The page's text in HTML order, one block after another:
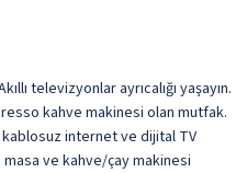
televizyonlar ayrıcalığı yaşayın.
kahve makinesi olan mutfak.
internet ve dijital TV
ve kahve/çay makinesi